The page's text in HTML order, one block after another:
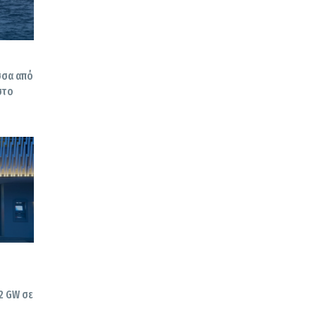
από
GW σε